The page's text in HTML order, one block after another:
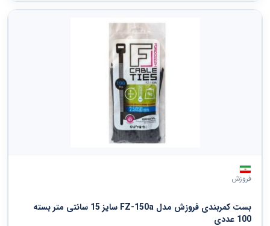
فروزش
بست کمربندی فروزش مدل FZ-150a سایز 15 سانتی متر بسته
100 عددی